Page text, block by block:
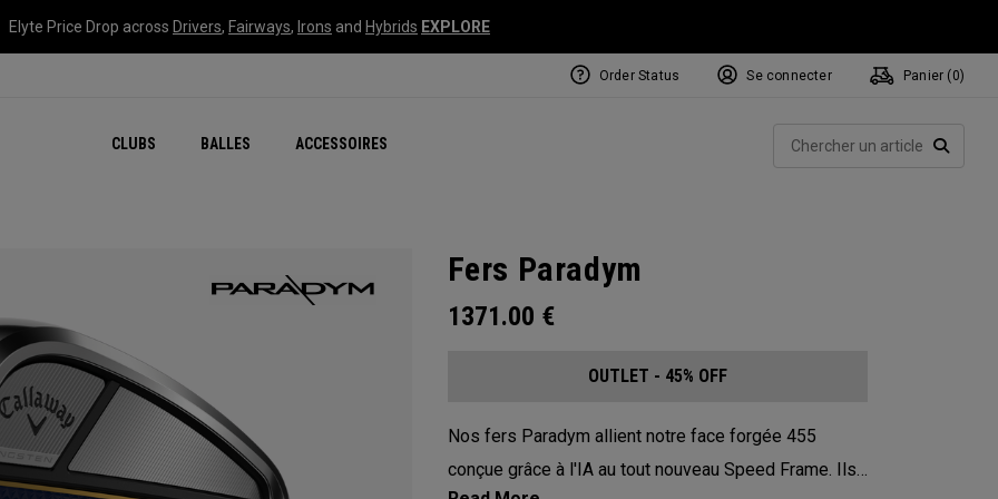
Elyte Price Drop across Drivers, Fairways, Irons and Hybrids EXPLORE
CLUBS BALLES ACCESSOIRES
Order Status Se connecter Panier ( 0)
Fers Paradym
1371.00 €
OUTLET - 45% OFF
Nos fers Paradym allient notre face forgée 455
conçue grâce à l'IA au tout nouveau Speed Frame. Ils